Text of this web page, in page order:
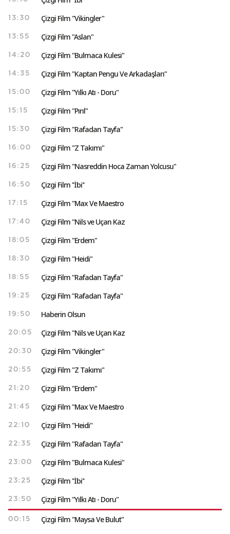
13:30 Çizgi Film "Vikingler"
13:55 Çizgi Film "Aslan"
14:20 Çizgi Film "Bulmaca Kulesi"
14:35 Çizgi Film "Kaptan Pengu Ve Arkadaşları"
15:00 Çizgi Film "Yılkı Atı - Doru"
15:15 Çizgi Film "Pırıl"
15:30 Çizgi Film "Rafadan Tayfa"
16:00 Çizgi Film "Z Takımı"
16:25 Çizgi Film "Nasreddin Hoca Zaman Yolcusu"
16:50 Çizgi Film ''İbi''
17:15 Çizgi Film "Max Ve Maestro
17:40 Çizgi Film "Nils ve Uçan Kaz
18:05 Çizgi Film "Erdem"
18:30 Çizgi Film "Heidi"
18:55 Çizgi Film "Rafadan Tayfa"
19:25 Çizgi Film "Rafadan Tayfa"
19:50 Haberin Olsun
20:05 Çizgi Film "Nils ve Uçan Kaz
20:30 Çizgi Film "Vikingler"
20:55 Çizgi Film "Z Takımı"
21:20 Çizgi Film "Erdem"
21:45 Çizgi Film "Max Ve Maestro
22:10 Çizgi Film "Heidi"
22:35 Çizgi Film "Rafadan Tayfa"
23:00 Çizgi Film "Bulmaca Kulesi"
23:25 Çizgi Film ''İbi''
23:50 Çizgi Film "Yılkı Atı - Doru"
00:15 Çizgi Film "Maysa Ve Bulut"